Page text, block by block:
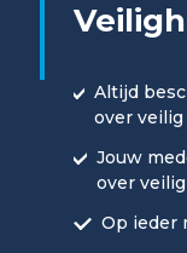
Altijd
over
Jouw
over
Op ieder